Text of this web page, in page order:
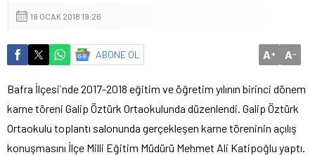
19 OCAK 2018 19:26
ABONE OL A+ A-
Bafra İlçesi`nde 2017-2018 eğitim ve öğretim yılının birinci dönem
karne töreni Galip Öztürk Ortaokulunda düzenlendi. Galip Öztürk
Ortaokulu toplantı salonunda gerçekleşen karne töreninin açılış
konuşmasını İlçe Milli Eğitim Müdürü Mehmet Ali Katipoğlu yaptı.